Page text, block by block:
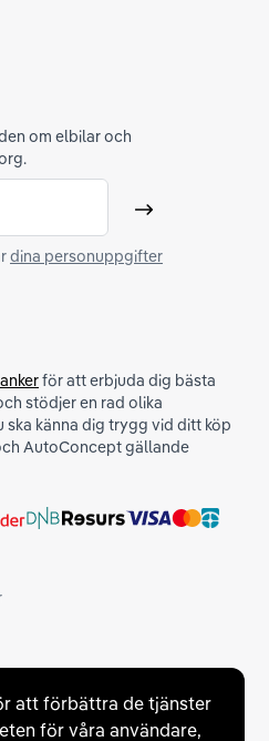
att förbättra de tjänster
för våra användare,
om elbilar och
Skicka
dina personuppgifter
för att erbjuda dig bästa
stödjer en rad olika
känna dig trygg vid ditt köp
AutoConcept gällande